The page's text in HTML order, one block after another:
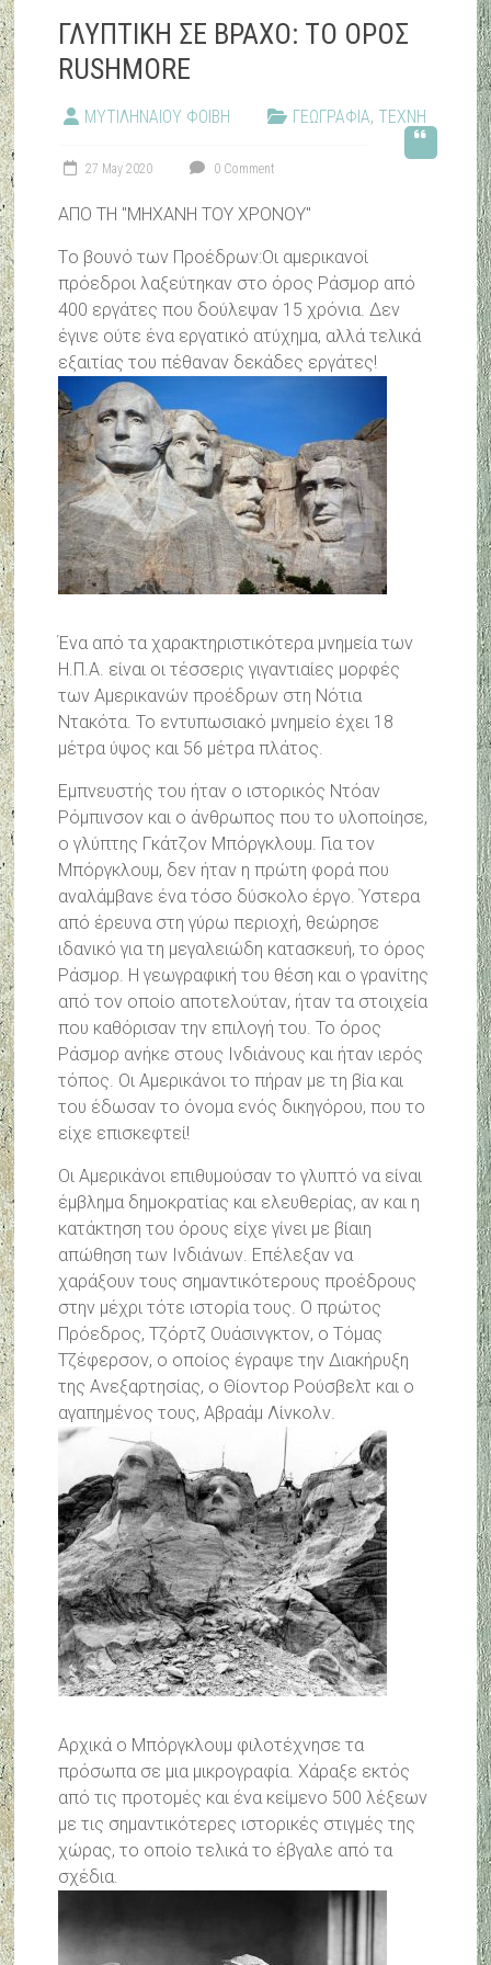
ΓΛΥΠΤΙΚΗ ΣΕ ΒΡΑΧΟ: ΤΟ ΟΡΟΣ
RUSHMORE
ΜΥΤΙΛΗΝΑΙΟΥ ΦΟΙΒΗ ΓΕΩΓΡΑΦΙΑ, ΤΕΧΝΗ
27 May 2020 0 Comment
ΑΠΟ ΤΗ "ΜΗΧΑΝΗ ΤΟΥ ΧΡΟΝΟΥ"
Tο βουνό των Προέδρων:Οι αμερικανοί
πρόεδροι λαξεύτηκαν στο όρος Ράσμορ από
400 εργάτες που δούλεψαν 15 χρόνια. Δεν
έγινε ούτε ένα εργατικό ατύχημα, αλλά τελικά
εξαιτίας του πέθαναν δεκάδες εργάτες!
Ένα από τα χαρακτηριστικότερα μνημεία των
Η.Π.Α. είναι οι τέσσερις γιγαντιαίες μορφές
των Αμερικανών προέδρων στη Νότια
Ντακότα. Το εντυπωσιακό μνημείο έχει 18
μέτρα ύψος και 56 μέτρα πλάτος.
Εμπνευστής του ήταν ο ιστορικός Ντόαν
Ρόμπινσον και ο άνθρωπος που το υλοποίησε,
ο γλύπτης Γκάτζον Μπόργκλουμ. Για τον
Μπόργκλουμ, δεν ήταν η πρώτη φορά που
αναλάμβανε ένα τόσο δύσκολο έργο. Ύστερα
από έρευνα στη γύρω περιοχή, θεώρησε
ιδανικό για τη μεγαλειώδη κατασκευή, το όρος
Ράσμορ. Η γεωγραφική του θέση και ο γρανίτης
από τον οποίο αποτελούταν, ήταν τα στοιχεία
που καθόρισαν την επιλογή του. Το όρος
Ράσμορ ανήκε στους Ινδιάνους και ήταν ιερός
τόπος. Οι Αμερικάνοι το πήραν με τη βία και
του έδωσαν το όνομα ενός δικηγόρου, που το
είχε επισκεφτεί!
Οι Αμερικάνοι επιθυμούσαν το γλυπτό να είναι
έμβλημα δημοκρατίας και ελευθερίας, αν και η
κατάκτηση του όρους είχε γίνει με βίαιη
απώθηση των Ινδιάνων. Επέλεξαν να
χαράξουν τους σημαντικότερους προέδρους
στην μέχρι τότε ιστορία τους. Ο πρώτος
Πρόεδρος, Τζόρτζ Ουάσινγκτον, o Τόμας
Τζέφερσον, ο οποίος έγραψε την Διακήρυξη
της Ανεξαρτησίας, ο Θίοντορ Ρούσβελτ και ο
αγαπημένος τους, Αβραάμ Λίνκολν.
Αρχικά ο Μπόργκλουμ φιλοτέχνησε τα
πρόσωπα σε μια μικρογραφία. Χάραξε εκτός
από τις προτομές και ένα κείμενο 500 λέξεων
με τις σημαντικότερες ιστορικές στιγμές της
χώρας, το οποίο τελικά το έβγαλε από τα
σχέδια.